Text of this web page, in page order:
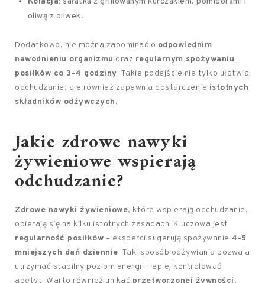
oliwą z oliwek.
Dodatkowo, nie można zapominać o odpowiednim
nawodnieniu organizmu oraz regularnym spożywaniu
posiłków co 3-4 godziny. Takie podejście nie tylko ułatwia
odchudzanie, ale również zapewnia dostarczenie istotnych
składników odżywczych.
Jakie zdrowe nawyki
żywieniowe wspierają
odchudzanie?
Zdrowe nawyki żywieniowe, które wspierają odchudzanie,
opierają się na kilku istotnych zasadach. Kluczowa jest
regularność posiłków – eksperci sugerują spożywanie 4-5
mniejszych dań dziennie. Taki sposób odżywiania pozwala
utrzymać stabilny poziom energii i lepiej kontrolować
apetyt. Warto również unikać przetworzonej żywności,